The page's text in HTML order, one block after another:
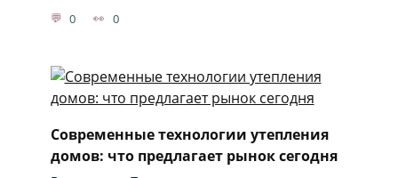
0 0
Современные технологии утепления
домов: что предлагает рынок сегодня